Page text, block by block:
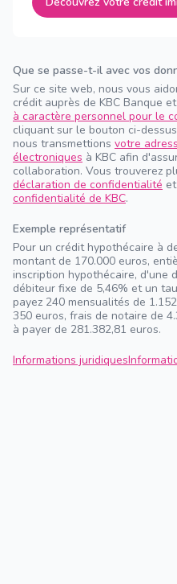
Que se passe-t-il avec vos
Sur ce site web, nous vous
crédit auprès de KBC Banque et
à caractère personnel pour le
cliquant sur le bouton ci-
nous transmettions votre
électroniques à KBC afin
collaboration. Vous trouverez
déclaration de confidentialité
confidentialité de KBC.
Exemple représentatif
Pour un crédit hypothécaire à
montant de 170.000 euros,
inscription hypothécaire, d'une
débiteur fixe de 5,46% et un
payez 240 mensualités de
350 euros, frais de notaire de
à payer de 281.382,81 euros.
Informations juridiques